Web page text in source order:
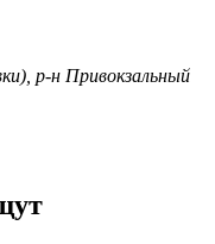
р-н Привокзальный